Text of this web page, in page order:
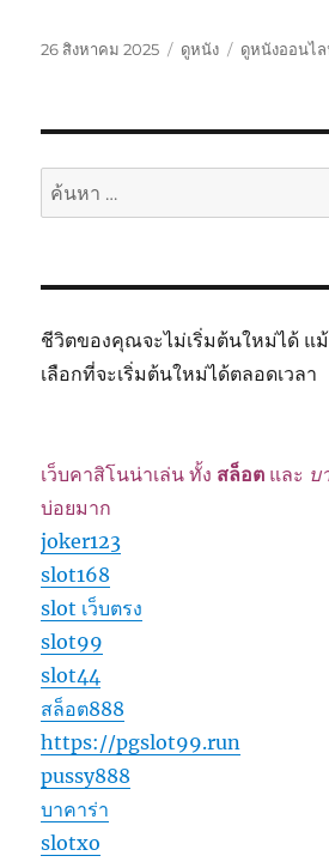
เขียน
26 สิงหาคม 2025
หมวด
ดูหนัง
ป้าย
ดูหนังออนไ
ค้นหา:
ชีวิตของคุณจะไม่เริ่มต้นใหม่ได้
เลือกที่จะเริ่มต้นใหม่ได้ตลอดเวลา
เว็บคาสิโนน่าเล่น ทั้ง สล็อต และ บ
บ่อยมาก
joker123
slot168
slot เว็บตรง
slot99
slot44
สล็อต888
https://pgslot99.run
pussy888
บาคาร่า
slotxo